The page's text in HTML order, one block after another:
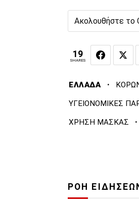
Ακολουθήστε το
19
SHARES
ΕΛΛΑΔΑ ·
ΥΓΕΙΟΝΟΜΙΚΕΣ
ΧΡΗΣΗ ΜΑΣΚΑΣ ·
ΡΟΗ